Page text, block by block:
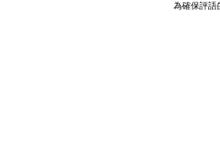
為確保評語